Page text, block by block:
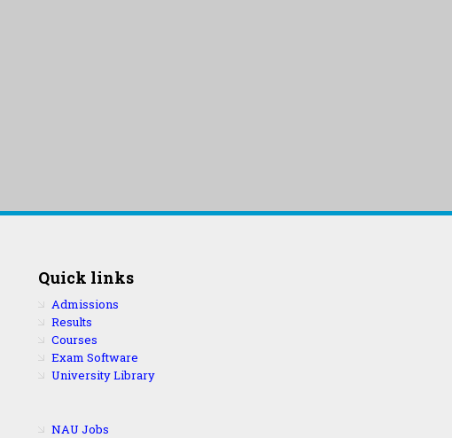
Quick links
Admissions
Results
Courses
Exam Software
University Library
NAU Jobs